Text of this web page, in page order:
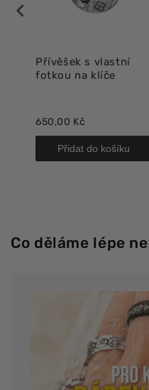
Přívěšek s vlastní
fotkou na klíče
650,00 Kč
Přidat do košíku
Co děláme lépe